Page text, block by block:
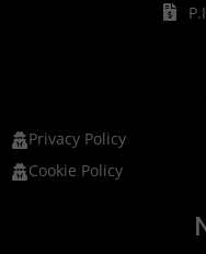
Privacy Policy
Cookie Policy